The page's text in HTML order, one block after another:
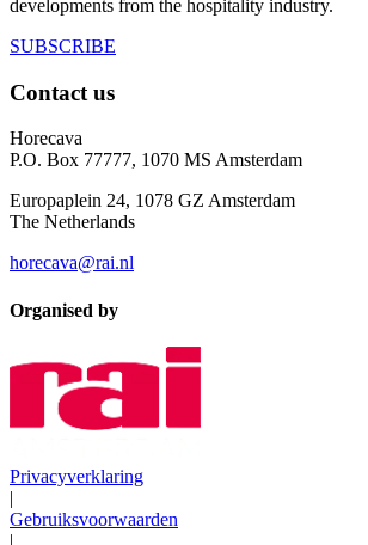
developments from the hospitality industry.
SUBSCRIBE
Contact us
Horecava
P.O. Box 77777, 1070 MS Amsterdam
Europaplein 24, 1078 GZ Amsterdam
The Netherlands
horecava@rai.nl
Organised by
Privacyverklaring
|
Gebruiksvoorwaarden
|